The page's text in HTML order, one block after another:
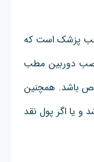
پزشک است که
دوربین مطب
باشد. همچنین
یا اگر پول نقد